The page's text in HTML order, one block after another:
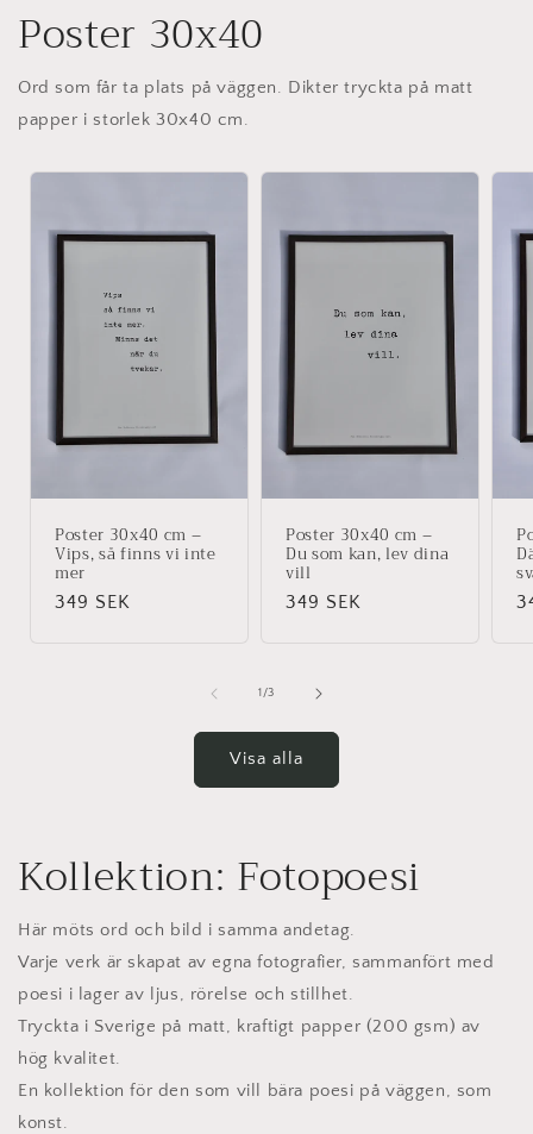
Poster 30x40
Ord som får ta plats på väggen. Dikter tryckta på matt
papper i storlek 30x40 cm.
Poster 30x40 cm –
Vips, så finns vi inte
mer
Ordinarie
349 SEK
Poster 30x40 cm –
Du som kan, lev dina
vill
Ordinarie
349 SEK
1/av
3
Visa alla
Kollektion: Fotopoesi
Här möts ord och bild i samma andetag.
Varje verk är skapat av egna fotografier, sammanfört med
poesi i lager av ljus, rörelse och stillhet.
Tryckta i Sverige på matt, kraftigt papper (200 gsm) av
hög kvalitet.
En kollektion för den som vill bära poesi på väggen, som
konst.